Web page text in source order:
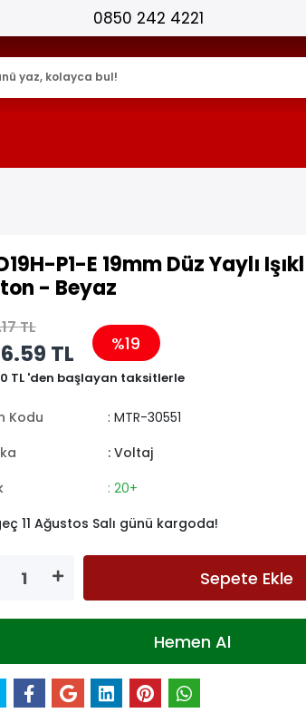
25.000+ AKTİF ÜRÜN !
P1-E 19mm Düz Yaylı
- Beyaz
TL
TL %19
TL 'den başlayan taksitlerle
Kodu
: MTR-30551
: Voltaj
: 20+
11 Ağustos Salı günü kargoda!
Sepete Ekle
Hemen Al